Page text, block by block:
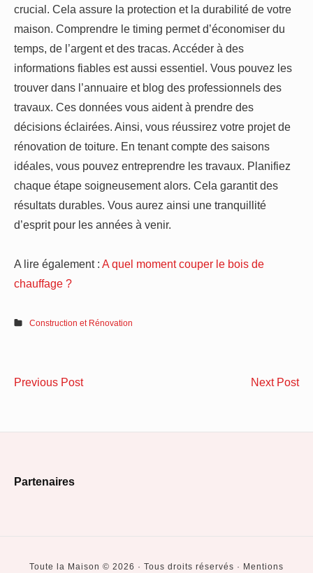
crucial. Cela assure la protection et la durabilité de votre
maison. Comprendre le timing permet d’économiser du
temps, de l’argent et des tracas. Accéder à des
informations fiables est aussi essentiel. Vous pouvez les
trouver dans l’annuaire et blog des professionnels des
travaux. Ces données vous aident à prendre des
décisions éclairées. Ainsi, vous réussirez votre projet de
rénovation de toiture. En tenant compte des saisons
idéales, vous pouvez entreprendre les travaux. Planifiez
chaque étape soigneusement alors. Cela garantit des
résultats durables. Vous aurez ainsi une tranquillité
d’esprit pour les années à venir.
A lire également : A quel moment couper le bois de
chauffage ?
Construction et Rénovation
Navigation
Previous PostQuel
Next Post
Partenaires
Toute la Maison © 2026 · Tous droits réservés · Mentions